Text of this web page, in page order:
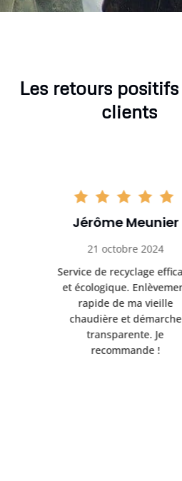
Les retours
clients
Sophie Gaillard
13 novembre 2024
Très satisfaite du service
recyclage ferraille.
ponctuelle et
de l'environnement.
Débarrassée de mes
encombrants métalliques